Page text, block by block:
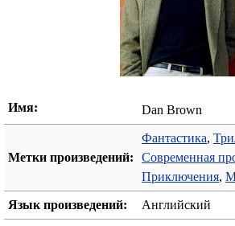
Имя: Dan Brown
Метки произведений:
Фантастика,
Современная
Приключения,
Язык произведений:
Английский